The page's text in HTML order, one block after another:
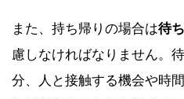
また、持ち帰りの場合は待
慮しなければなりません。
分、人と接触する機会や時